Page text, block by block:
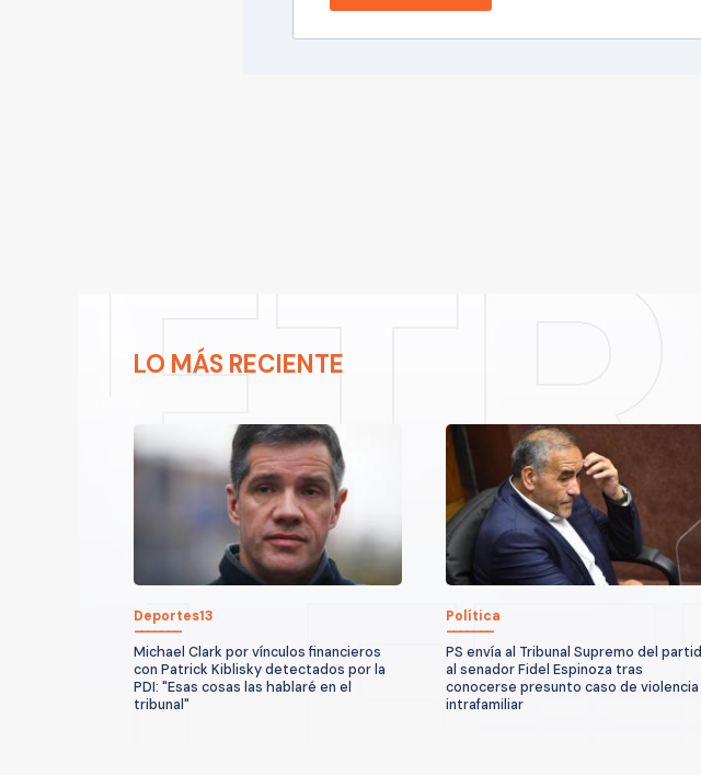
LO MÁS RECIENTE
Deportes13
Michael Clark por vínculos financieros
con Patrick Kiblisky detectados por la
PDI: "Esas cosas las hablaré en el
tribunal"
Política
PS envía al Tribunal Supremo del
al senador Fidel Espinoza tras
conocerse presunto caso de violencia
intrafamiliar